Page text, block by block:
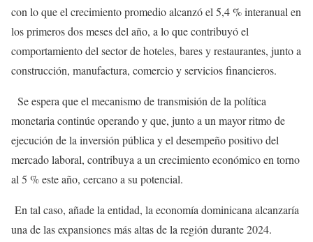
con lo que el crecimiento promedio alcanzó el 5,4 % interanual en
los primeros dos meses del año, a lo que contribuyó el
comportamiento del sector de hoteles, bares y restaurantes, junto a
construcción, manufactura, comercio y servicios financieros.
Se espera que el mecanismo de transmisión de la política
monetaria continúe operando y que, junto a un mayor ritmo de
ejecución de la inversión pública y el desempeño positivo del
mercado laboral, contribuya a un crecimiento económico en torno
al 5 % este año, cercano a su potencial.
En tal caso, añade la entidad, la economía dominicana alcanzaría
una de las expansiones más altas de la región durante 2024.